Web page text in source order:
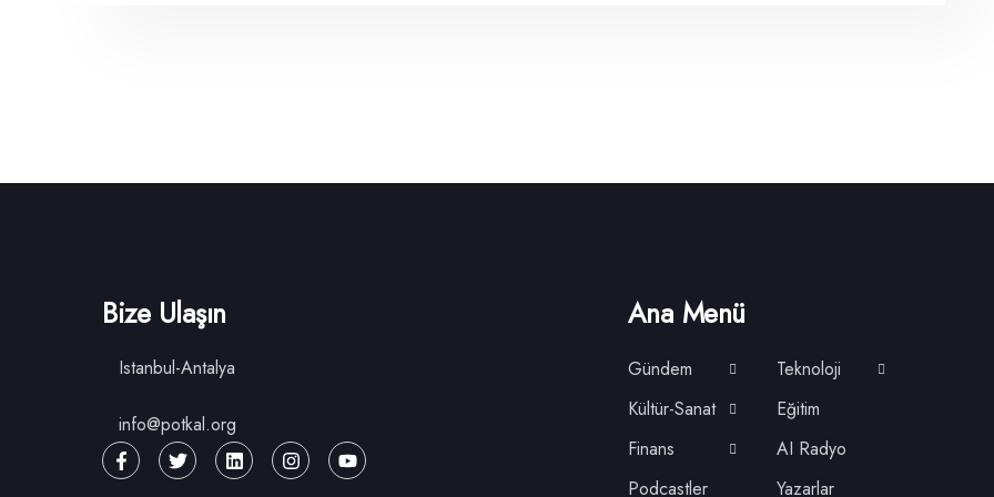
Bize Ulaşın
Istanbul-Antalya
info@potkal.org
Ana Menü
Gündem
Teknoloji
Kültür-Sanat
Eğitim
Finans
AI Radyo
Podcastler
Yazarlar